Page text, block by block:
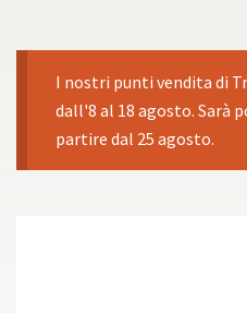
I nostri punti vendita di
dall'8 al 18 agosto. Sarà
partire dal 25 agosto.